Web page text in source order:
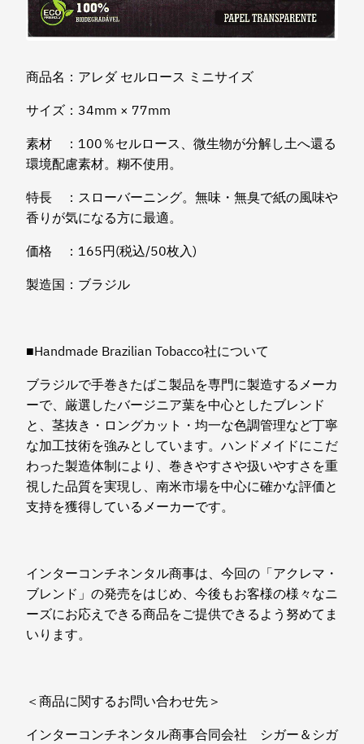
商品名：アレダ セルロース ミニサイズ
サイズ：34mm × 77mm
素材 ：100％セルロース、微生物が分解し土へ還る
環境配慮素材。糊不使用。
特長 ：スローバーニング。無味・無臭で紙の風味や
香りが気になる方に最適。
価格 ：165円(税込/50枚入)
製造国：ブラジル
■Handmade Brazilian Tobacco社について
ブラジルで手巻きたばこ製品を専門に製造するメーカ
ーで、厳選したバージニア葉を中心としたブレンド
と、茎抜き・ロングカット・均一な色調管理など丁寧
な加工技術を強みとしています。ハンドメイドにこだ
わった製造体制により、巻きやすさや扱いやすさを重
視した品質を実現し、南米市場を中心に確かな評価と
支持を獲得しているメーカーです。
インターコンチネンタル商事は、今回の「アクレマ・
ブレンド」の発売をはじめ、今後もお客様の様々なニ
ーズにお応えできる商品をご提供できるよう努めてま
いります。
＜商品に関するお問い合わせ先＞
インターコンチネンタル商事合同会社 シガー＆シガ